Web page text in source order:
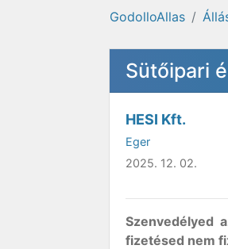
GodolloAllas
Sütőipari
HESI Kft.
Eger
2025. 12. 02.
Szenvedélyed
fizetésed nem